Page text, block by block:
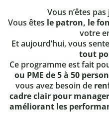
Vous n’êtes
Vous êtes le patron, le
votre
Et aujourd’hui, vous
tout
Ce programme est fait
ou PME de 5 à 50
vous avez besoin de
cadre clair pour
améliorant les